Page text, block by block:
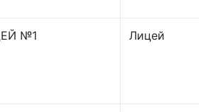
№1 Лицей